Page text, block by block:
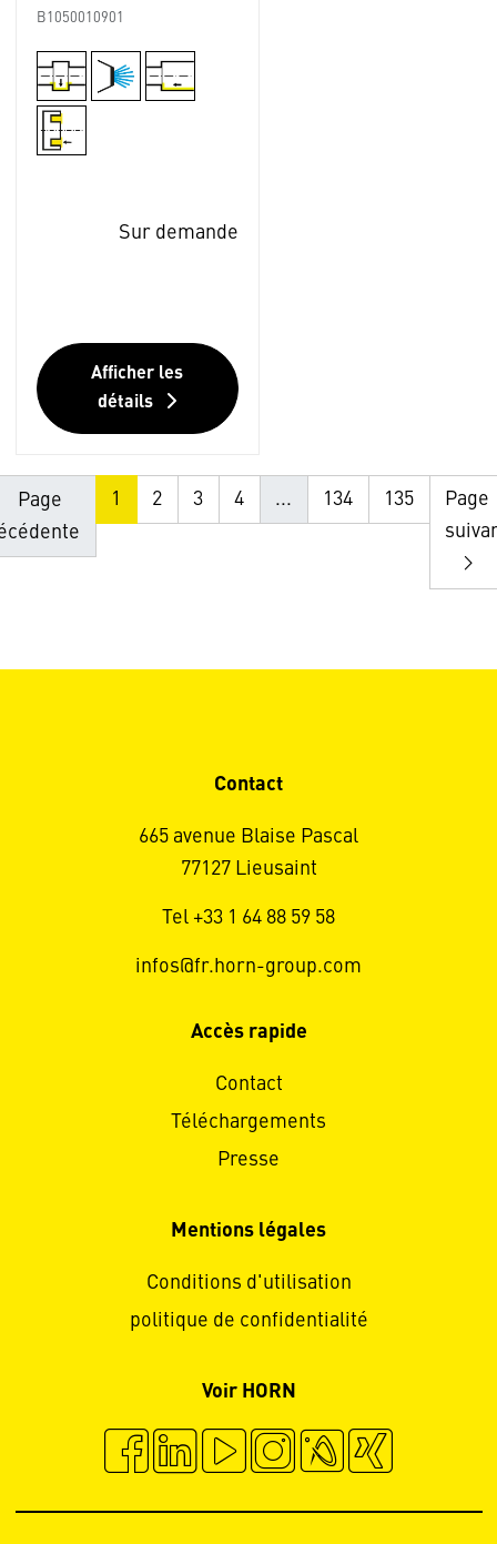
B1050010901
Sur demande
Afficher les
détails
Page
1 2 3 4 ... 134 135
Page
Contact
665 avenue Blaise Pascal
77127 Lieusaint
Tel +33 1 64 88 59 58
infos@fr.horn-group.com
Accès rapide
Contact
Téléchargements
Presse
Mentions légales
Conditions d'utilisation
politique de confidentialité
Voir HORN